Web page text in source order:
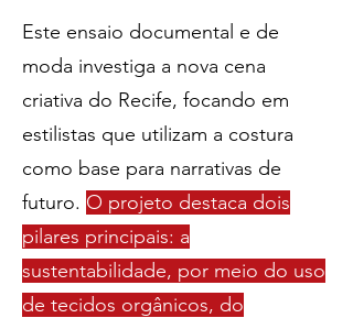
Este ensaio documental e de
moda investiga a nova cena
criativa do Recife, focando em
estilistas que utilizam a costura
como base para narrativas de
futuro. O projeto destaca dois
pilares principais: a
sustentabilidade, por meio do uso
de tecidos orgânicos, do